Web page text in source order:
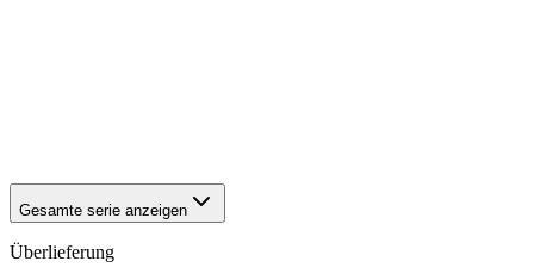
Gesamte serie anzeigen
Überlieferung